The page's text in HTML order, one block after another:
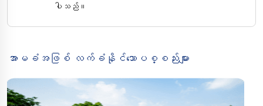
ပါသည်။
အာမခံအဖြစ် လက်ခံနိုင်သောပစ္စည်းများ